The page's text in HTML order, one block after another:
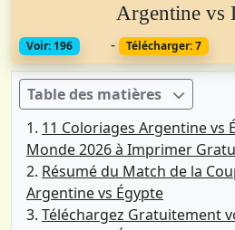
Argentine vs
Voir: 196 - Télécharger: 7
Table des matières
11 Coloriages Argentine vs
Monde 2026 à Imprimer
Résumé du Match de la
Argentine vs Égypte
Téléchargez Gratuitement